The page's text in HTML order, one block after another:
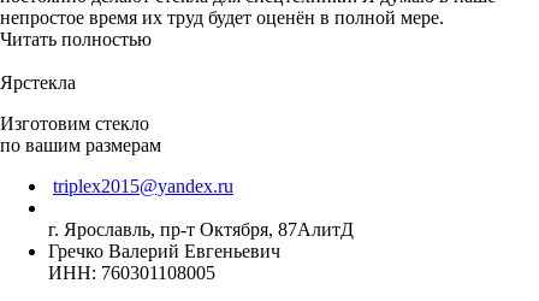
непростое время их труд будет оценён в полной мере.
Читать полностью
Ярстекла
Изготовим стекло
по вашим размерам
triplex2015@yandex.ru
г. Ярославль, пр-т Октября, 87АлитД
Гречко Валерий Евгеньевич
ИНН: 760301108005